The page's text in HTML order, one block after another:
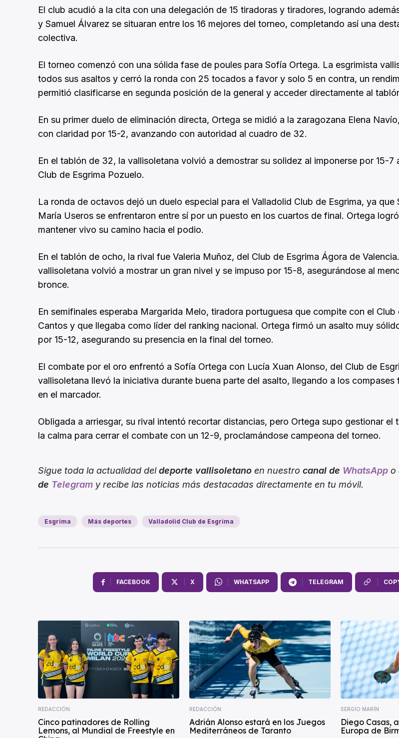
El club acudió a la cita con una delegación de 15 tiradoras y tiradores, logrando
y Samuel Álvarez se situaran entre los 16 mejores del torneo, completando así una
colectiva.
El torneo comenzó con una sólida fase de poules para Sofía Ortega. La esgrimista
todos sus asaltos y cerró la ronda con 25 tocados a favor y solo 5 en contra, un
permitió clasificarse en segunda posición de la general y acceder directamente al
En su primer duelo de eliminación directa, Ortega se midió a la zaragozana Elena
con claridad por 15-2, avanzando con autoridad al cuadro de 32.
En el tablón de 32, la vallisoletana volvió a demostrar su solidez al imponerse por 15-7
Club de Esgrima Pozuelo.
La ronda de octavos dejó un duelo especial para el Valladolid Club de Esgrima, ya que
María Useros se enfrentaron entre sí por un puesto en los cuartos de final. Ortega
mantener vivo su camino hacia el podio.
En el tablón de ocho, la rival fue Valeria Muñoz, del Club de Esgrima Ágora de
vallisoletana volvió a mostrar un gran nivel y se impuso por 15-8, asegurándose al
bronce.
En semifinales esperaba Margarida Melo, tiradora portuguesa que compite con el Club
Cantos y que llegaba como líder del ranking nacional. Ortega firmó un asalto muy
por 15-12, asegurando su presencia en la final del torneo.
El combate por el oro enfrentó a Sofía Ortega con Lucía Xuan Alonso, del Club de
vallisoletana llevó la iniciativa durante buena parte del asalto, llegando a los compases
en el marcador.
Obligada a arriesgar, su rival intentó recortar distancias, pero Ortega supo gestionar el
la calma para cerrar el combate con un 12-9, proclamándose campeona del torneo.
Sigue toda la actualidad deldeporte vallisoletano en nuestro canal de WhatsApp o
de Telegram y recibe las noticias más destacadas directamente en tu móvil.
Esgrima Más deportes Valladolid Club de Esgrima
FACEBOOK X WHATSAPP TELEGRAM
REDACCIÓN
Cinco patinadores de Rolling
Lemons, al Mundial de Freestyle en
REDACCIÓN
Adrián Alonso estará en los Juegos
Mediterráneos de Taranto
SERGIO MARÍN
Diego Casas,
Europa de